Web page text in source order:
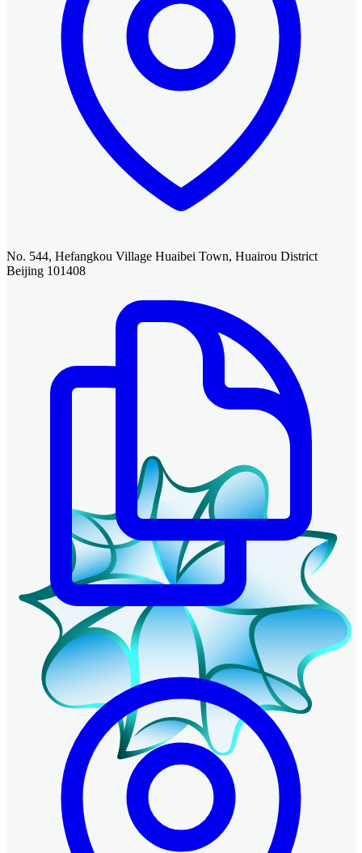
No. 544, Hefangkou Village Huaibei Town, Huairou District
Beijing 101408